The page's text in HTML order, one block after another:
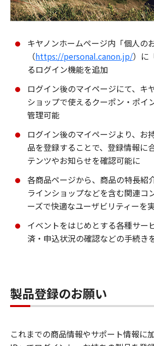
キヤノンホームページ内「個人の
（https://personal.canon.jp/）に
るログイン機能を追加
ログイン後のマイページにて、キ
ショップで使えるクーポン・ポイ
管理可能
ログイン後のマイページより、お
品を登録することで、登録情報に
テンツやお知らせを確認可能に
各商品ページから、商品の特長紹
ラインショップなどを含む関連コ
ーズで快適なユーザビリティーを
イベントをはじめとする各種サー
済・申込状況の確認などの手続き
製品登録のお願い
これまでの商品情報やサポート情報に